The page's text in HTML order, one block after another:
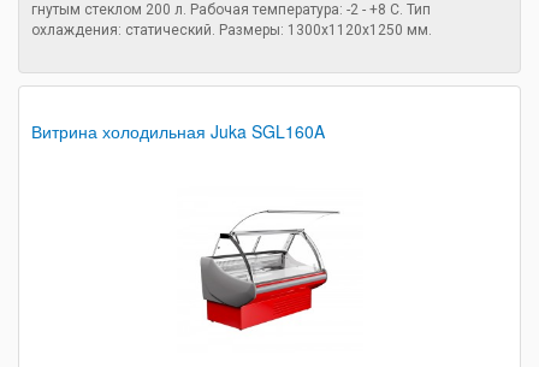
гнутым стеклом 200 л. Рабочая температура: -2 - +8 C. Тип
охлаждения: статический. Размеры: 1300х1120х1250 мм.
Витрина холодильная Juka SGL160A